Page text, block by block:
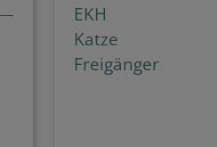
EKH
Katze
Freigänger